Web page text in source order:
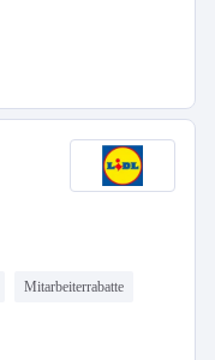
Mitarbeiterrabatte